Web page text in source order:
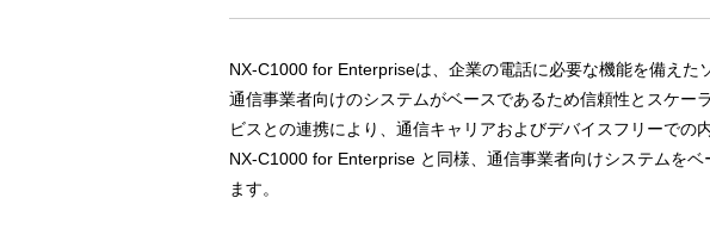
NX-C1000 for Enterpriseは、企業の電話に必要な機能を備えた
通信事業者向けのシステムがベースであるため信頼性とスケ
ビスとの連携により、通信キャリアおよびデバイスフリーでの
NX-C1000 for Enterprise と同様、通信事業者向けシステムを
ます。